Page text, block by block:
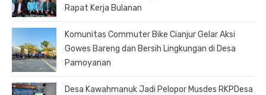
Rapat Kerja Bulanan
Komunitas Commuter Bike Cianjur Gelar Aksi
Gowes Bareng dan Bersih Lingkungan di Desa
Pamoyanan
Desa Kawahmanuk Jadi Pelopor Musdes RKPDesa